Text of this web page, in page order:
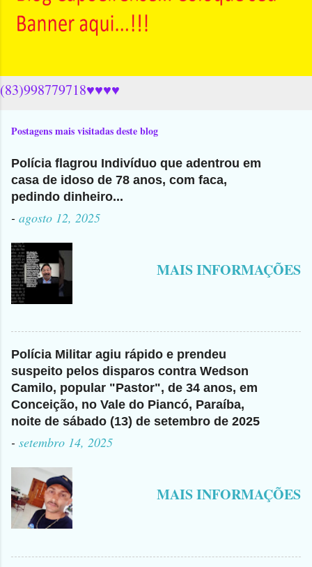
(83)998779718♥♥♥♥
Postagens mais visitadas deste blog
Polícia flagrou Indivíduo que adentrou em
casa de idoso de 78 anos, com faca,
pedindo dinheiro...
- agosto 12, 2025
MAIS INFORMAÇÕES
Polícia Militar agiu rápido e prendeu
suspeito pelos disparos contra Wedson
Camilo, popular "Pastor", de 34 anos, em
Conceição, no Vale do Piancó, Paraíba,
noite de sábado (13) de setembro de 2025
- setembro 14, 2025
MAIS INFORMAÇÕES